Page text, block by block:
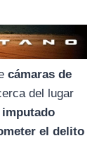
cámaras de
del lugar
el delito